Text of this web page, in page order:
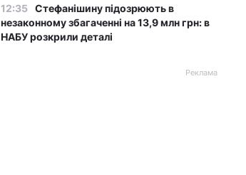
12:35 Стефанішину підозрюють в
незаконному збагаченні на 13,9 млн грн: в
НАБУ розкрили деталі
Реклама